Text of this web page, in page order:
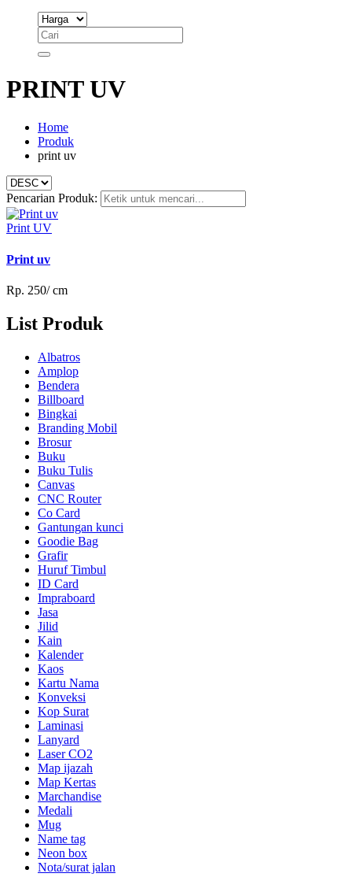
PRINT UV
Home
Produk
print uv
Pencarian Produk:
Print UV
Print uv
Rp. 250/ cm
List Produk
Albatros
Amplop
Bendera
Billboard
Bingkai
Branding Mobil
Brosur
Buku
Buku Tulis
Canvas
CNC Router
Co Card
Gantungan kunci
Goodie Bag
Grafir
Huruf Timbul
ID Card
Impraboard
Jasa
Jilid
Kain
Kalender
Kaos
Kartu Nama
Konveksi
Kop Surat
Laminasi
Lanyard
Laser CO2
Map ijazah
Map Kertas
Marchandise
Medali
Mug
Name tag
Neon box
Nota/surat jalan